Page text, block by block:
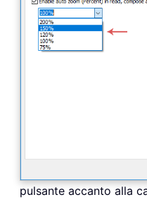
pulsante accanto alla